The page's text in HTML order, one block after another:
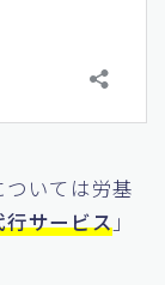
ついては労基
行サービス 」